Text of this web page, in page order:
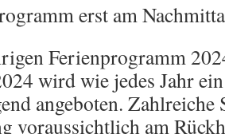
erst am
Ferienprogramm
wird wie jedes Jahr
angeboten. Zahlreiche
voraussichtlich am